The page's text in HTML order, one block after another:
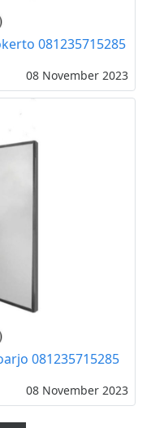
081235715285
08 November 2023
081235715285
08 November 2023